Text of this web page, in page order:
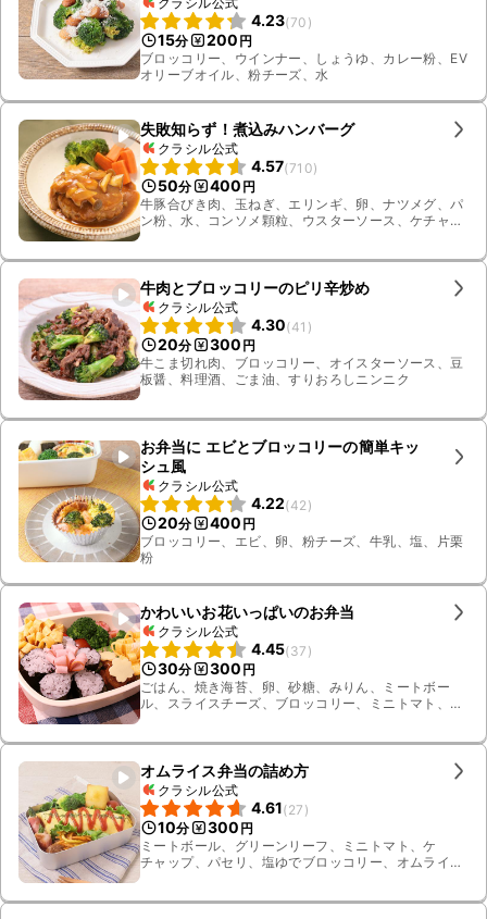
4.23(70 )
15分 200 円
ブロッコリー、ウインナー、しょうゆ、カレー粉、EV
オリーブオイル、粉チーズ、水
失敗知らず！煮込みハンバーグ
クラシル公式
4.57(710)
50分 400 円
牛豚合びき肉、玉ねぎ、エリンギ、卵、ナツメグ、パ
ン粉、水、コンソメ顆粒、ウスターソース、ケチャッ
牛肉とブロッコリーのピリ辛炒め
クラシル公式
4.30(41 )
20分 300 円
牛こま切れ肉、ブロッコリー、オイスターソース、豆
板醤、料理酒、ごま油、すりおろしニンニク
お弁当に エビとブロッコリーの簡単キッ
シュ風
クラシル公式
4.22(42 )
20分 400 円
ブロッコリー、エビ、卵、粉チーズ、牛乳、塩、片栗
粉
かわいいお花いっぱいのお弁当
クラシル公式
4.45(37 )
30分 300 円
ごはん、焼き海苔、卵、砂糖、みりん、ミートボー
ル、スライスチーズ、ブロッコリー、ミニトマト、ハ
オムライス弁当の詰め方
クラシル公式
4.61(27 )
10分 300 円
ミートボール、グリーンリーフ、ミニトマト、ケ
チャップ、パセリ、塩ゆでブロッコリー、オムライ